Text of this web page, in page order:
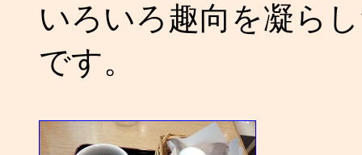
いろいろ趣向を凝ら
です。